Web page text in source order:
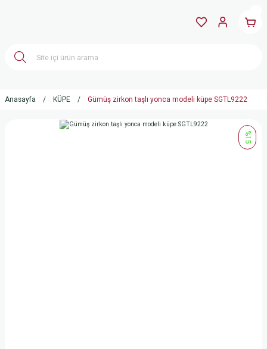
Anasayfa KÜPE Gümüş zirkon taşlı yonca modeli küpe SGTL9222
%15